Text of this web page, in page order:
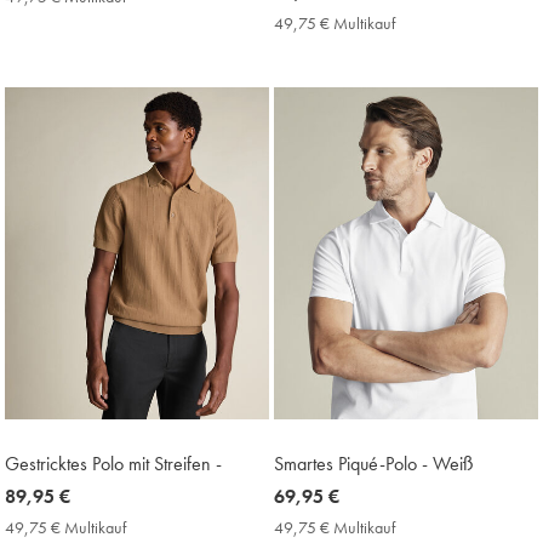
79,95
49,75 € Multikauf49,75
Price
Gestricktes Polo mit Streifen -
now
89,95
89,95 €
49,75 € Multikauf49,75
Smartes Piqué-Polo - Weiß
now
69,95
69,95 €
49,75 € Multikauf49,75